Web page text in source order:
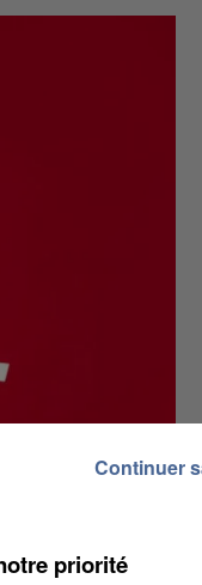
priorité
Continuer